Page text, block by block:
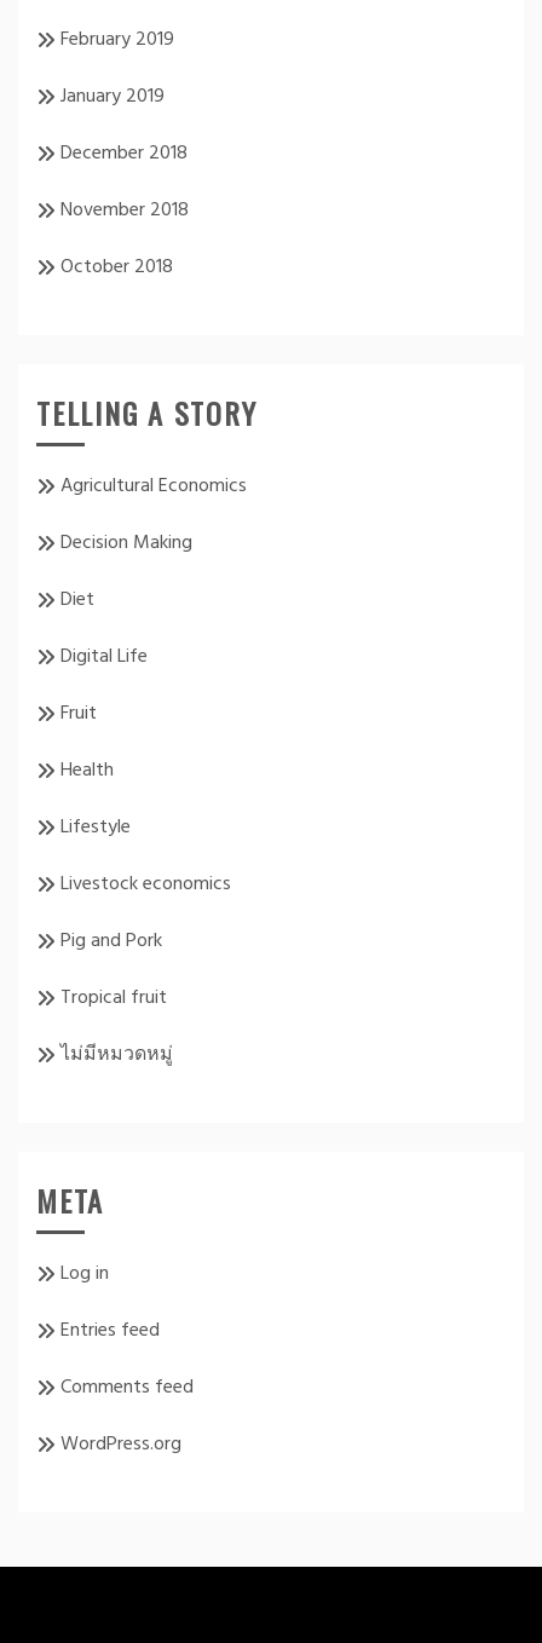
February 2019
January 2019
December 2018
November 2018
October 2018
TELLING A STORY
Agricultural Economics
Decision Making
Diet
Digital Life
Fruit
Health
Lifestyle
Livestock economics
Pig and Pork
Tropical fruit
ไม่มีหมวดหมู่
META
Log in
Entries feed
Comments feed
WordPress.org